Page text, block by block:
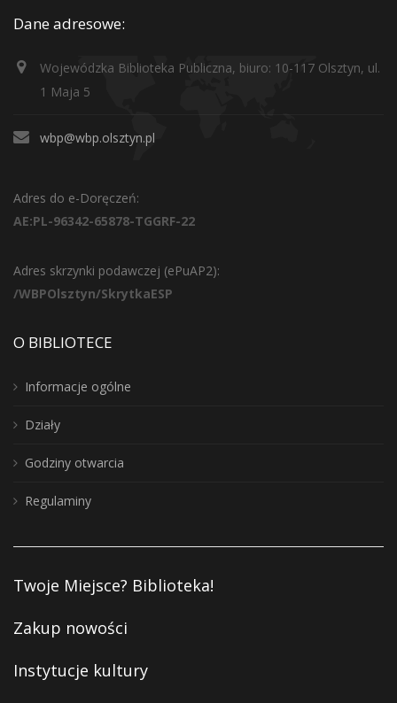
Dane adresowe:
Wojewódzka Biblioteka Publiczna, biuro: 10-117 Olsztyn, ul.
1 Maja 5
wbp@wbp.olsztyn.pl
Adres do e-Doręczeń:
AE:PL-96342-65878-TGGRF-22
Adres skrzynki podawczej (ePuAP2):
/WBPOlsztyn/SkrytkaESP
O BIBLIOTECE
Informacje ogólne
Działy
Godziny otwarcia
Regulaminy
Twoje Miejsce? Biblioteka!
Zakup nowości
Instytucje kultury